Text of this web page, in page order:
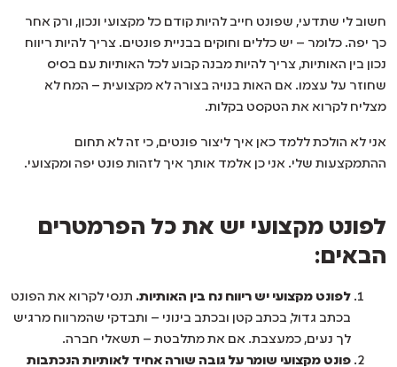
חשוב לי שתדעי, שפונט חייב להיות קודם כל מקצועי ונכון, ורק אחר
כך יפה. כלומר – יש כללים וחוקים בבניית פונטים. צריך להיות ריווח
נכון בין האותיות, צריך להיות מבנה קבוע לכל האותיות עם בסיס
שחוזר על עצמו. אם האות בנויה בצורה לא מקצועית – המח לא
מצליח לקרוא את הטקסט בקלות.
אני לא הולכת ללמד כאן איך ליצור פונטים, כי זה לא תחום
ההתמקצעות שלי. אני כן אלמד אותך איך לזהות פונט יפה ומקצועי.
לפונט מקצועי יש את כל הפרמטרים
הבאים:
לפונט מקצועי יש ריווח נח בין האותיות. תנסי לקרוא את הפונט
בכתב גדול, בכתב קטן ובכתב בינוני – ותבדקי שהמרווח מרגיש
לך נעים, כמעצבת. אם את מתלבטת – תשאלי חברה.
פונט מקצועי שומר על גובה שורה אחיד לאותיות הנכתבות